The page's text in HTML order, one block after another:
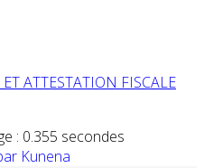
ATTESTATION FISCALE
: 0.355 secondes
Kunena